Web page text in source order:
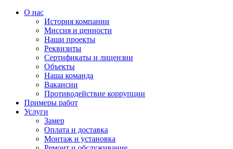
О нас
История компании
Миссия и ценности
Наши проекты
Реквизиты
Сертификаты и лицензии
Объекты
Наша команда
Вакансии
Противодействие коррупции
Примеры работ
Услуги
Замер
Оплата и доставка
Монтаж и установка